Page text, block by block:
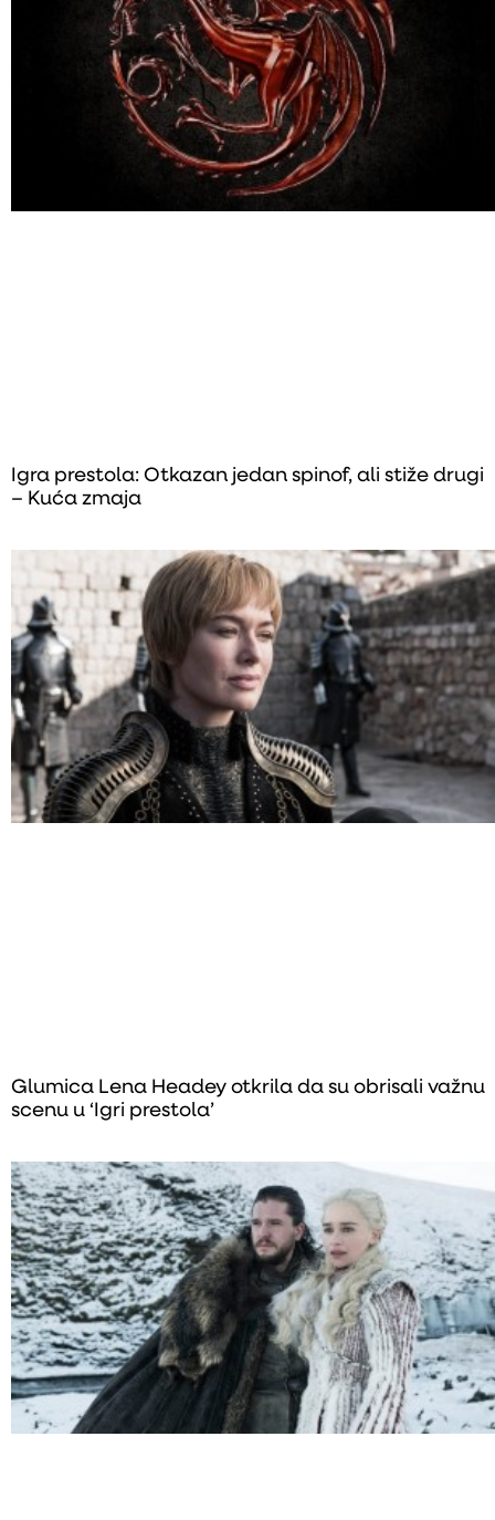
Igra prestola: Otkazan jedan spinof, ali stiže drugi
– Kuća zmaja
Glumica Lena Headey otkrila da su obrisali važnu
scenu u ‘Igri prestola’